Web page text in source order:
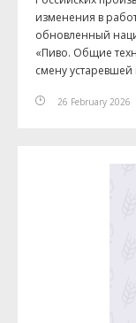
изменения в
обновленный
«Пиво. Общие
смену устаревшей
26 February 2026